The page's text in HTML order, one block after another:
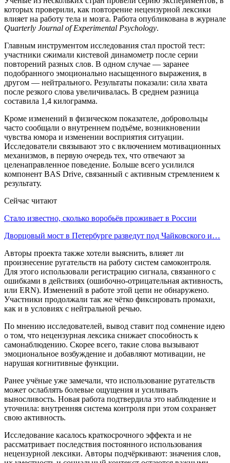
которых проверили, как повторение нецензурной лексики
влияет на работу тела и мозга. Работа опубликована в журнале
Quarterly Journal of Experimental Psychology.
Главным инструментом исследования стал простой тест:
участники сжимали кистевой динамометр после серии
повторений разных слов. В одном случае — заранее
подобранного эмоционально насыщенного выражения, в
другом — нейтрального. Результаты показали: сила хвата
после резкого слова увеличивалась. В среднем разница
составила 1,4 килограмма.
Кроме изменений в физическом показателе, добровольцы
часто сообщали о внутреннем подъёме, возникновении
чувства юмора и изменении восприятия ситуации.
Исследователи связывают это с включением мотивационных
механизмов, в первую очередь тех, что отвечают за
целенаправленное поведение. Больше всего усилился
компонент BAS Drive, связанный с активным стремлением к
результату.
Сейчас читают
Стало известно, сколько воробьёв проживает в России
Дворцовый мост в Петербурге разведут под Чайковского и…
Авторы проекта также хотели выяснить, влияет ли
произнесение ругательств на работу систем самоконтроля.
Для этого использовали регистрацию сигнала, связанного с
ошибками в действиях (ошибочно-отрицательная активность,
или ERN). Изменений в работе этой цепи не обнаружено.
Участники продолжали так же чётко фиксировать промахи,
как и в условиях с нейтральной речью.
По мнению исследователей, вывод ставит под сомнение идею
о том, что нецензурная лексика снижает способность к
самонаблюдению. Скорее всего, такие слова вызывают
эмоциональное возбуждение и добавляют мотивации, не
нарушая когнитивные функции.
Ранее учёные уже замечали, что использование ругательств
может ослаблять болевые ощущения и усиливать
выносливость. Новая работа подтвердила это наблюдение и
уточнила: внутренняя система контроля при этом сохраняет
свою активность.
Исследование касалось краткосрочного эффекта и не
рассматривает последствия постоянного использования
нецензурной лексики. Авторы подчёркивают: значения слов,